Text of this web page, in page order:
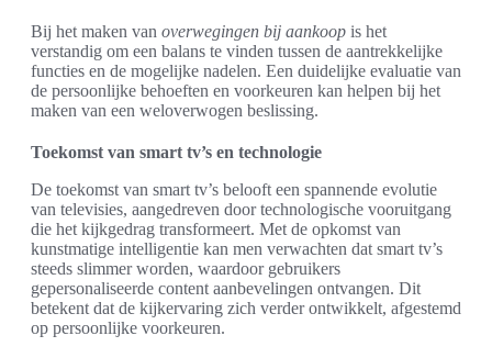
Bij het maken van overwegingen bij aankoop is het
verstandig om een balans te vinden tussen de aantrekkelijke
functies en de mogelijke nadelen. Een duidelijke evaluatie van
de persoonlijke behoeften en voorkeuren kan helpen bij het
maken van een weloverwogen beslissing.
Toekomst van smart tv’s en technologie
De toekomst van smart tv’s belooft een spannende evolutie
van televisies, aangedreven door technologische vooruitgang
die het kijkgedrag transformeert. Met de opkomst van
kunstmatige intelligentie kan men verwachten dat smart tv’s
steeds slimmer worden, waardoor gebruikers
gepersonaliseerde content aanbevelingen ontvangen. Dit
betekent dat de kijkervaring zich verder ontwikkelt, afgestemd
op persoonlijke voorkeuren.